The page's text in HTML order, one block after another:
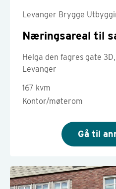
Levanger Brygge
Næringsareal til
Helga den fagres gate
Levanger
167 kvm
Kontor/møterom
Gå til